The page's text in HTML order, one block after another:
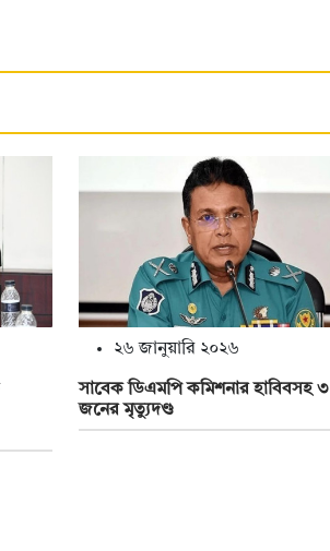
২৬ জানুয়ারি ২০২৬
সাবেক ডিএমপি কমিশনার হাবিবসহ ৩
জনের মৃত্যুদণ্ড